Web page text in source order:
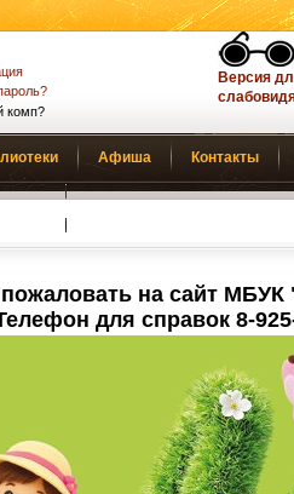
комп?
Версия
Афиша Контакты
на сайт
для справок 8-